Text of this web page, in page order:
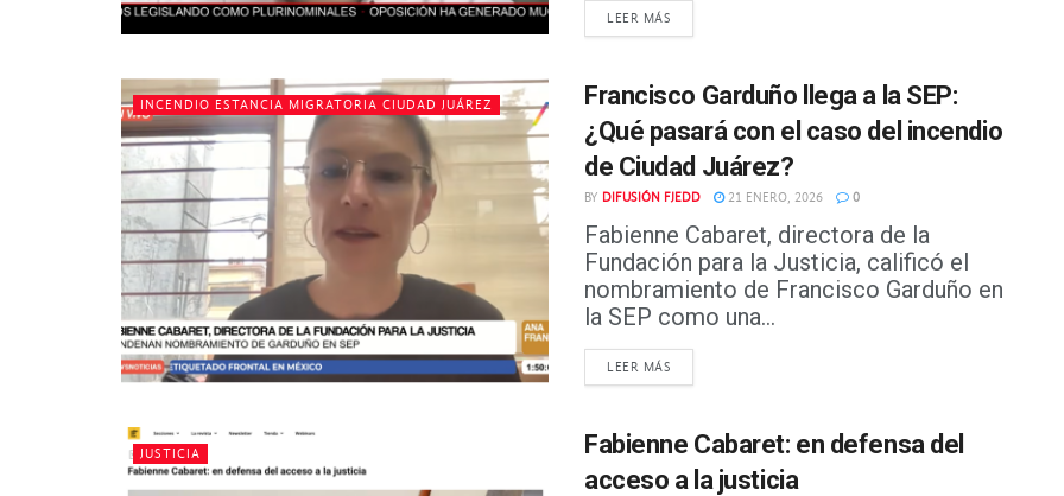
LEER MÁS
INCENDIO ESTANCIA MIGRATORIA CIUDAD JUÁREZ
Francisco Garduño llega a la SEP:
¿Qué pasará con el caso del incendio
de Ciudad Juárez?
BY DIFUSIÓN FJEDD 21 ENERO, 2026 0
Fabienne Cabaret, directora de la
Fundación para la Justicia, calificó el
nombramiento de Francisco Garduño en
la SEP como una...
LEER MÁS
JUSTICIA
Fabienne Cabaret: en defensa del
acceso a la justicia